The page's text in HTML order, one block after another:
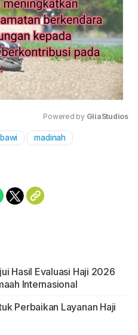
Powered by GliaStudios
madinah
Hasil Evaluasi Haji 2026
Internasional
Perbaikan Layanan Haji